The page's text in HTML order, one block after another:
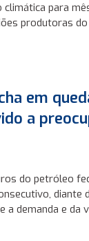
climática para
produtoras do
em
a
do petróleo
diante
a demanda e da